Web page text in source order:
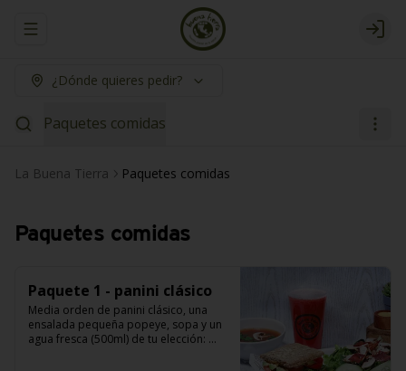
Abrir menu de navegación Login
¿Dónde quieres pedir?
Paquetes comidas
La Buena Tierra Paquetes comidas
Paquetes comidas
Paquete 1 - panini clásico
Media orden de panini clásico, una
ensalada pequeña popeye, sopa y un
agua fresca (500ml) de tu elección: